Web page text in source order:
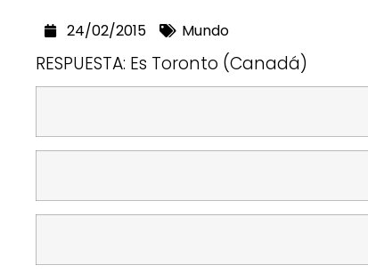
24/02/2015 Mundo
RESPUESTA: Es Toronto (Canadá)